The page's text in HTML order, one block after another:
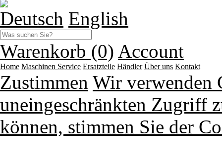
Deutsch English
Warenkorb (0) Account
Home Maschinen Service Ersatzteile Händler Über uns Kontakt
Zustimmen Wir verwenden
uneingeschränkten Zugriff
können, stimmen Sie der